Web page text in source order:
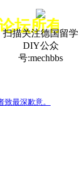
所有
最深歉意。
扫描关注德国留学
DIY公众
号:mechbbs